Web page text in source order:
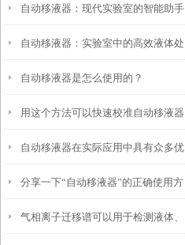
量解析
自动移液器：现代实验室的智能助手
自动移液器：实验室中的高效液体处
理工具
自动移液器是怎么使用的？
用这个方法可以快速校准自动移液器
自动移液器在实际应用中具有众多优
势
分享一下“自动移液器”的正确使用方
法
气相离子迁移谱可以用于检测液体、